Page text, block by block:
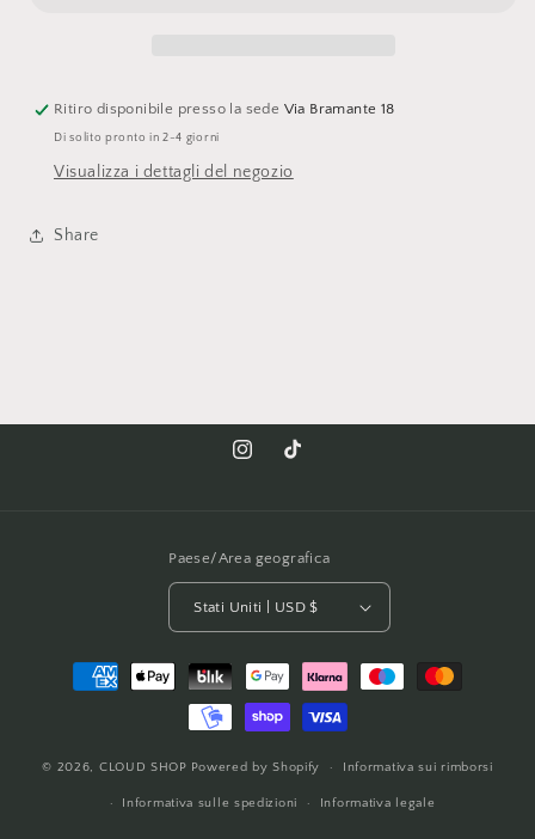
Ritiro disponibile presso la sede Via Bramante 18
Di solito pronto in 2-4 giorni
Visualizza i dettagli del negozio
Share
InstagramTikTok
Paese/Area geografica
Stati Uniti | USD $
Metodi
© 2026, CLOUD SHOP Powered by Shopify Informativa sui rimborsi
Informativa sulle spedizioni Informativa legale